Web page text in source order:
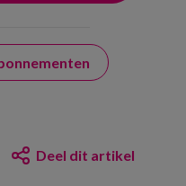
Deel dit artikel